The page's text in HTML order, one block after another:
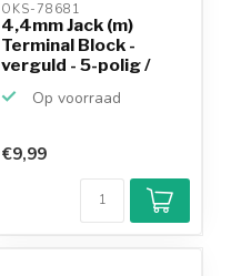
OKS-78681
4,4mm Jack (m)
Terminal Block -
verguld - 5-polig /
Op voorraad
€9,99